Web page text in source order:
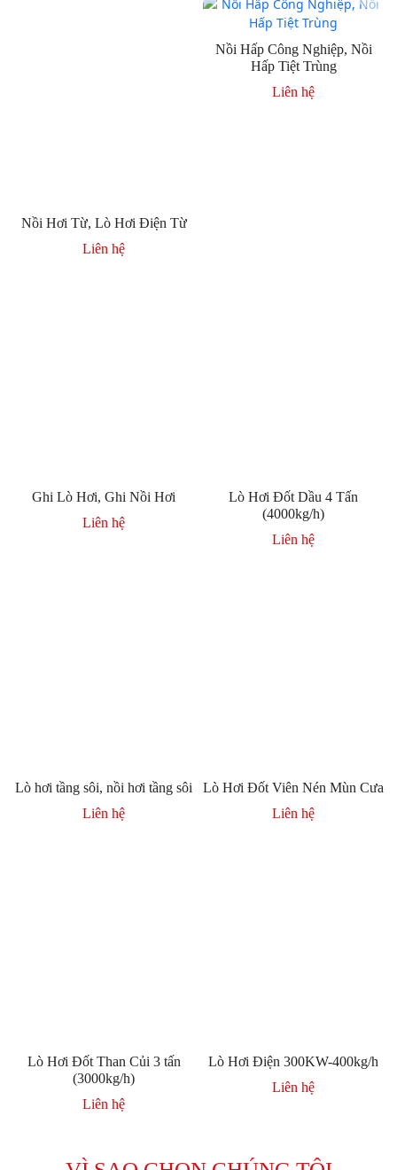
Nồi Hơi Từ, Lò Hơi Điện Từ
Liên hệ
Ghi Lò Hơi, Ghi Nồi Hơi
Lò Hơi Đốt Dầu 4 Tấn
(4000kg/h)
Lò hơi tầng sôi, nồi hơi tầng sôi
Lò Hơi Đốt Viên Nén Mùn Cưa
Lò Hơi Đốt Than Củi 3 tấn
(3000kg/h)
Lò Hơi Điện 300KW-400kg/h